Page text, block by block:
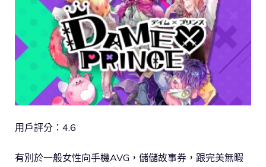
用戶評分：4.6
有別於一般女性向手機AVG，儲儲故事券，跟完美無暇